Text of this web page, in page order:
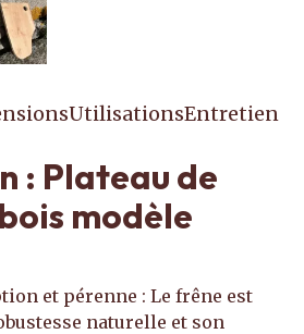
UtilisationsEntretien
: Plateau de
modèle
et pérenne : Le frêne est
naturelle et son